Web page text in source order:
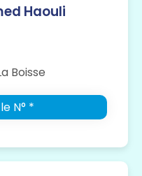
Haouli
Boisse
N° *